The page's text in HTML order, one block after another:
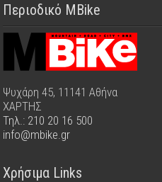
Περιοδικό MBike
Ψυχάρη 45, 11141 Αθήνα
ΧΑΡΤΗΣ
Τηλ.: 210 20 16 500
info@mbike.gr
Χρήσιμα Links